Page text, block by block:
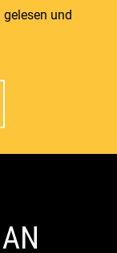
gelesen und